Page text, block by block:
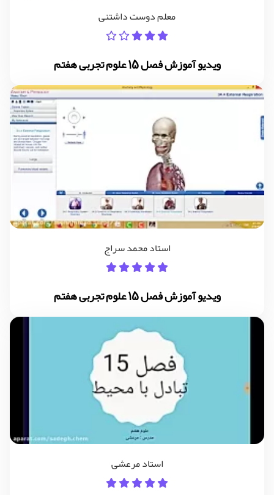
معلم دوست داشتنی
ویدیو آموزش فصل 15 علوم تجربی هفتم
استاد محمد سراج
ویدیو آموزش فصل 15 علوم تجربی هفتم
استاد مرعشی